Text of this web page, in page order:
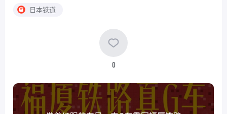
日本铁道
0